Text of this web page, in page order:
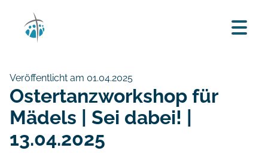
Veröffentlicht am 01.04.2025
Ostertanzworkshop für
Mädels | Sei dabei! |
13.04.2025